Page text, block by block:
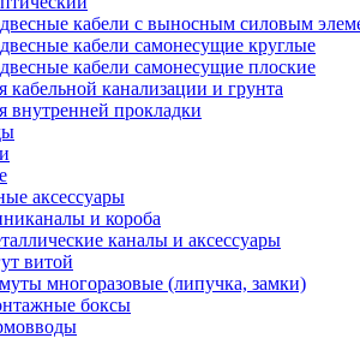
кабели с выносным силовым
кабели самонесущие круглые
кабели самонесущие плоские
кабельной канализации и грунта
внутренней прокладки
аксессуары
и короба
каналы и аксессуары
витой
многоразовые (липучка, замки)
боксы